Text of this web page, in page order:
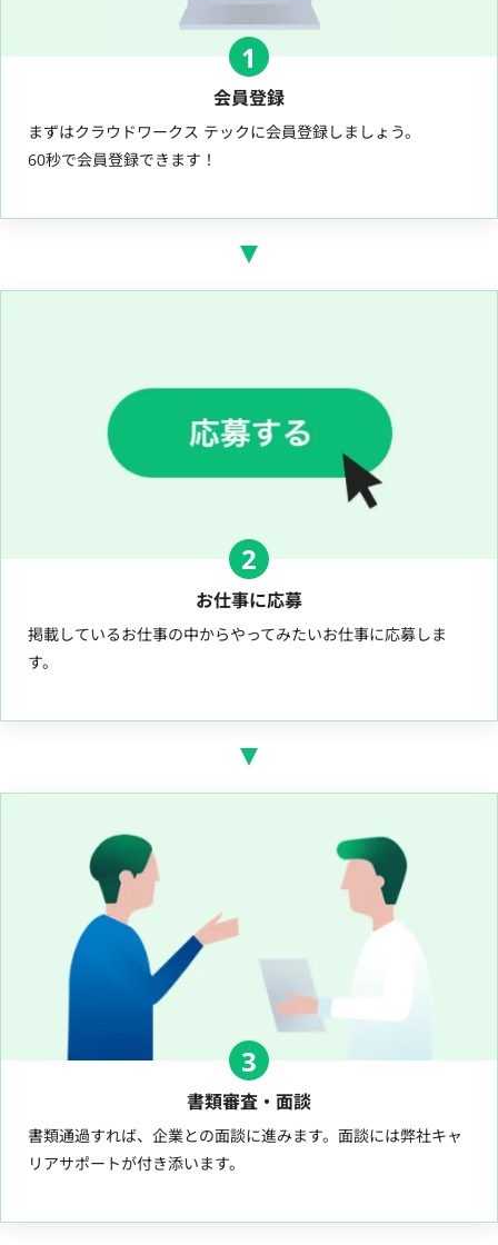
1
会員登録
まずはクラウドワークス テックに会員登録しましょう。
60秒で会員登録できます！
2
お仕事に応募
掲載しているお仕事の中からやってみたいお仕事に応募しま
す。
3
書類審査・面談
書類通過すれば、企業との面談に進みます。面談には弊社キャ
リアサポートが付き添います。